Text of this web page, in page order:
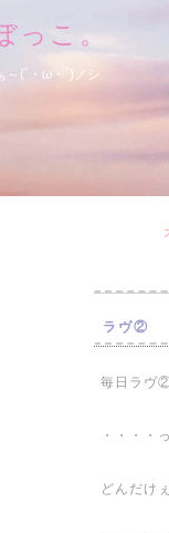
っこ。
～(´・ω・`)ノシ
ラヴ②
毎日ラヴ
・・・・
どんだけ